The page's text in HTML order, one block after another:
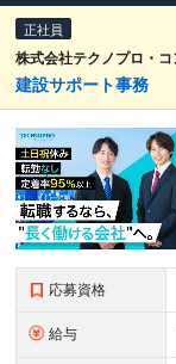
正社員
株式会社テクノプロ・
建設サポート事務
応募資格
給与